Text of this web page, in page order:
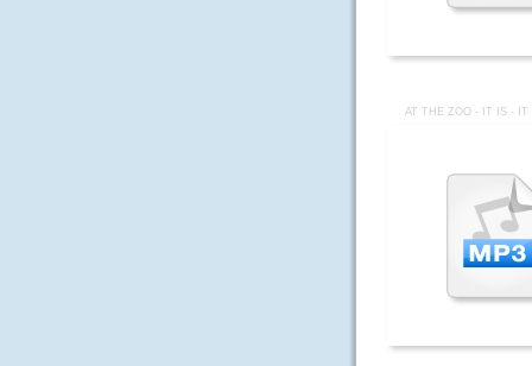
AT THE ZOO - IT IS - IT